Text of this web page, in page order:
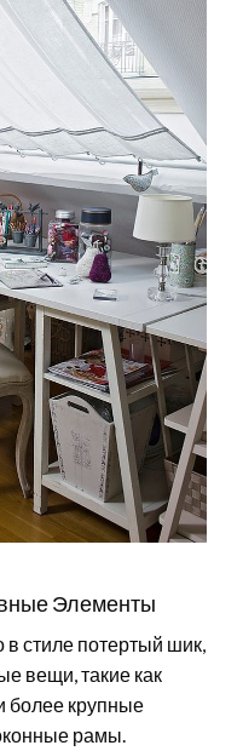
Элементы
в стиле потертый шик,
вещи, такие как
более крупные
рамы.